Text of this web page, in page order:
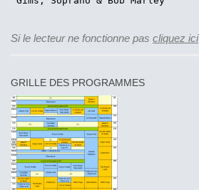
Si le lecteur ne fonctionne pas cliquez ici
GRILLE DES PROGRAMMES